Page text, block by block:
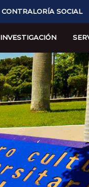
CONTRALORÍA SOCIAL
INVESTIGACIÓN